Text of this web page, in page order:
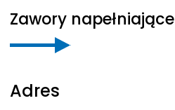
Zawory napełniające
Adres